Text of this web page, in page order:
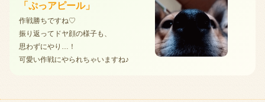
「ぷっアピール」
作戦勝ちですね♡
振り返ってドヤ顔の様子も、
思わずにやり…！
可愛い作戦にやられちゃいますね♪